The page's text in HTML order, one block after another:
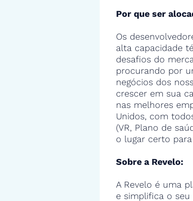
Por que ser
Os
alta capacidade
desafios do
procurando por
negócios dos
crescer em sua
nas melhores
Unidos, com
(VR, Plano de
o lugar certo
Sobre a Revelo:
A Revelo é uma
e simplifica o seu